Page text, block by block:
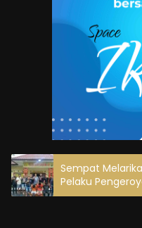
Sempat
Pelaku
Online